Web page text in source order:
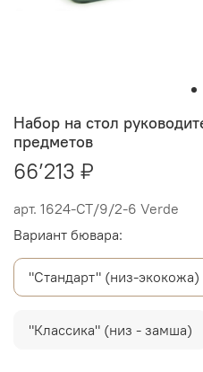
арт. 1624-СТ/9/2-6 Verde
Набор на стол
предметов
66’213 ₽
Вариант бювара:
"Стандарт" (низ-экокожа)
"Классика" (низ - замша)